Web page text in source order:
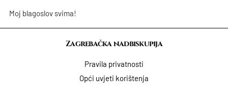
Moj blagoslov svima!
Zagrebačka nadbiskupija
Pravila privatnosti
Opći uvjeti korištenja